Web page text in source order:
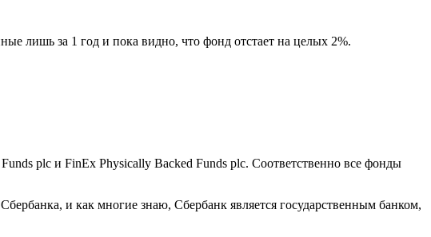
лишь за 1 год и пока видно, что фонд отстает на целых 2%.
plc и FinEx Physically Backed Funds plc. Соответственно все фонды
и как многие знаю, Сбербанк является государственным банком,